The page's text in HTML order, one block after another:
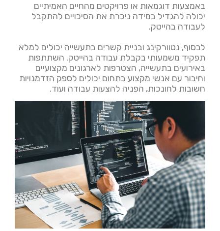
באמצעות דוגמאות או פרויקטים מהחיים האמיתיים
יכולה להגדיל במידה ניכרת את הסיכויים להתקבל
לעבודה בהייטק.
לבסוף, נטוורקינג ובניית קשרים בתעשייה יכולים למלא
תפקיד משמעותי בקבלת עבודה בהייטק. השתתפות
באירועים בתעשייה, הצטרפות לארגונים מקצועיים
וחיבור עם אנשי מקצוע בתחום יכולים לספק הזדמנויות
חשובות לחונכות, הפניה להצעות עבודה ועוד.